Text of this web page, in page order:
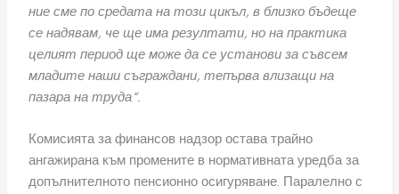
ние сме по средата на този цикъл, в близко бъдеще
се надявам, че ще има резултати, но на практика
целият период ще може да се установи за съвсем
младите наши съграждани, тепърва влизащи на
пазара на труда“.
Комисията за финансов надзор остава трайно
ангажирана към промените в нормативната уредба за
допълнителното пенсионно осигуряване. Паралелно с